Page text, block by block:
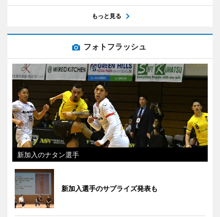
もっと見る
フォトフラッシュ
新加入のナタン選手
新加入選手のサプライズ発表も